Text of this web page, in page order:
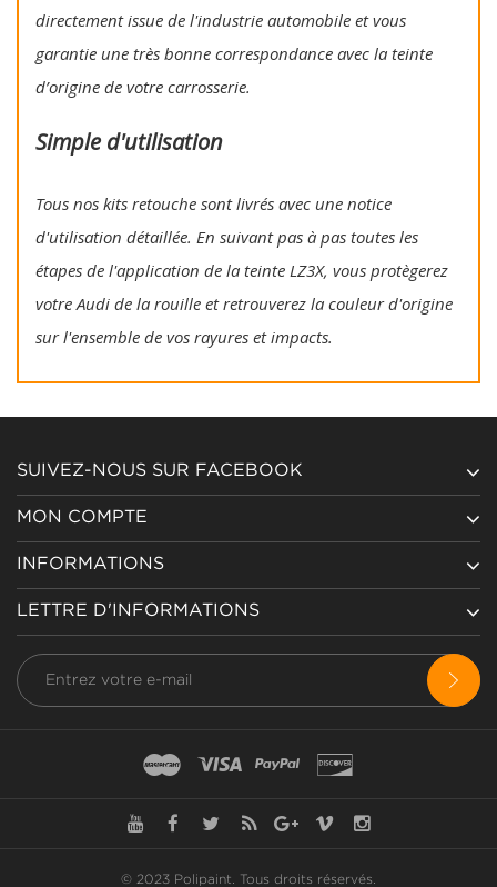
directement issue de l'industrie automobile et vous
garantie une très bonne correspondance avec la teinte
d’origine de votre carrosserie.
Simple d'utilisation
Tous nos kits retouche sont livrés avec une notice
d'utilisation détaillée. En suivant pas à pas toutes les
étapes de l'application de la teinte LZ3X, vous protègerez
votre Audi de la rouille et retrouverez la couleur d'origine
sur l'ensemble de vos rayures et impacts.
SUIVEZ-NOUS SUR FACEBOOK
MON COMPTE
INFORMATIONS
LETTRE D'INFORMATIONS
© 2023 Polipaint. Tous droits réservés.